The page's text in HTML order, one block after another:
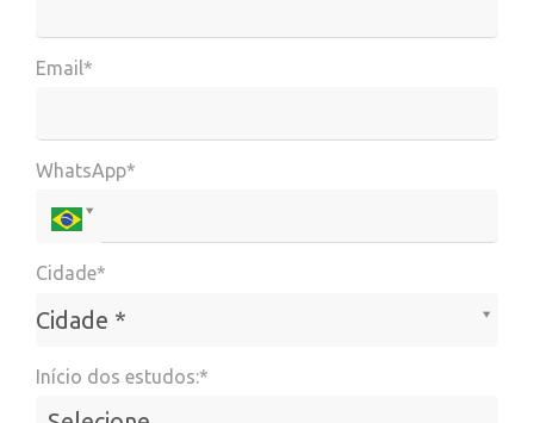
Email*
WhatsApp*
Cidade*
Cidade *
Cidade*
Início dos estudos:*